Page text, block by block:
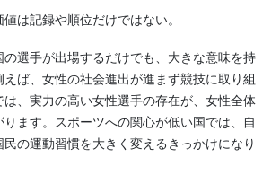
は記録や順位だけではない。
選手が出場するだけでも、大きな意味を持
ば、女性の社会進出が進まず競技に取り組
、実力の高い女性選手の存在が、女性全体
ます。スポーツへの関心が低い国では、自
民の運動習慣を大きく変えるきっかけになり